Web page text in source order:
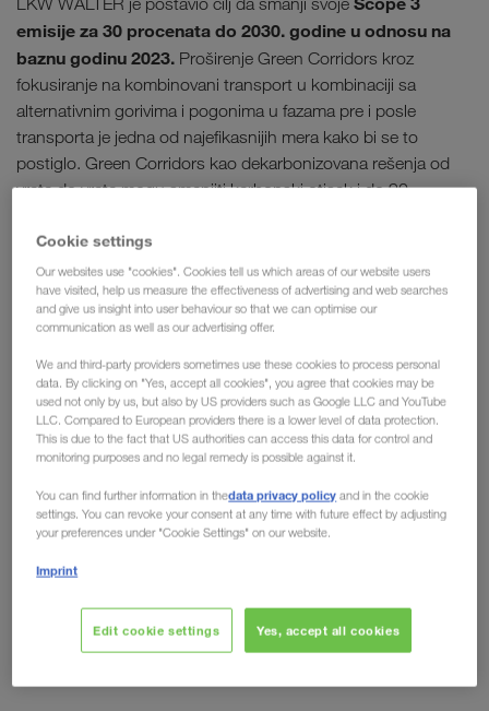
emisije za 30 procenata do 2030. godine u odnosu na
baznu godinu 2023. Proširenje Green Corridors kroz
fokusiranje na kombinovani transport u kombinaciji sa
alternativnim gorivima i pogonima u fazama pre i posle
transporta je jedna od najefikasnijih mera kako bi se to
postiglo. Green Corridors kao dekarbonizovana rešenja od
vrata do vrata mogu smanjiti karbonski otisak i do 90
Čak i u konvencionalnom drumskom saobraćaju proširićemo
upotrebu alternativnih goriva kao što je HVO100. U
poređenju sa konvencionalnim fosilnim B7 dizel gorivom,
LKW WALTERBook & Claim Systemkoji je verifikovan od
strane eksternog ponuđača, osigurava da duž celog
transportnog lanca transparentno i vidljivo možemodokazati
upotrebu goriva i pogona sa smanjenom emisijom
uračunati u obračun sopstvenog bilansa emisija.
Sa jakim savezima do cilja
Alternativna goriva kao ključ za redukciju
Cookie settings
Our websites use "cookies". Cookies tell us which areas of our website users
have visited, help us measure the effectiveness of advertising and web searches
and give us insight into user behaviour so that we can optimise our
communication as well as our advertising offer.
We and third-party providers sometimes use these cookies to process personal
data. By clicking on "Yes, accept all cookies", you agree that cookies may be
used not only by us, but also by US providers such as Google LLC and YouTube
LLC. Compared to European providers there is a lower level of data protection.
This is due to the fact that US authorities can access this data for control and
monitoring purposes and no legal remedy is possible against it.
You can find further information in thedata privacy policy and in the cookie
settings. You can revoke your consent at any time with future effect by adjusting
your preferences under "Cookie Settings" on our website.
Imprint
Edit cookie settings Yes, accept all cookies